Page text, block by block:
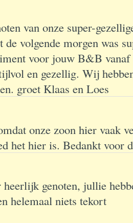
van onze super-
de volgende morgen was
voor jouw B&B vanaf
en gezellig. Wij
groet Klaas en Loes
onze zoon hier vaak
het hier is. Bedankt voor
genoten, jullie
helemaal niets tekort